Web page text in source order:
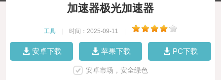
加速器极光加速器
工具 时间：2025-09-11
安卓下载 苹果下载 PC下载
安卓市场，安全绿色